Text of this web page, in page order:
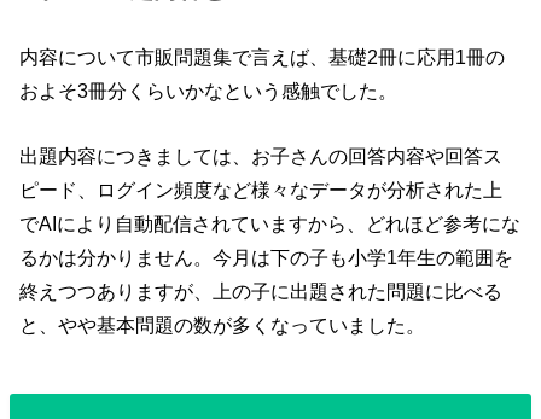
内容について市販問題集で言えば、基礎2冊に応用1冊の
およそ3冊分くらいかなという感触でした。
出題内容につきましては、お子さんの回答内容や回答ス
ピード、ログイン頻度など様々なデータが分析された上
でAIにより自動配信されていますから、どれほど参考にな
るかは分かりません。今月は下の子も小学1年生の範囲を
終えつつありますが、上の子に出題された問題に比べる
と、やや基本問題の数が多くなっていました。